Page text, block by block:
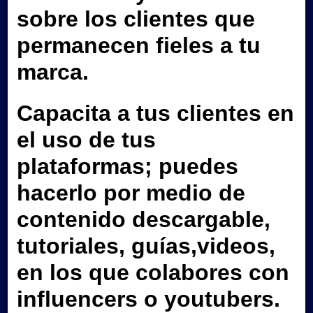
sobre los clientes que
permanecen fieles a tu
marca.
Capacita a tus clientes en
el uso de tus
plataformas; puedes
hacerlo por medio de
contenido descargable,
tutoriales, guías,videos,
en los que colabores con
influencers o youtubers.